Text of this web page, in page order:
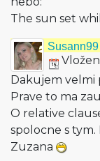
The sun set
Susann99
Dakujem velmi
Prave to ma
O relative
spolocne s
Zuzana